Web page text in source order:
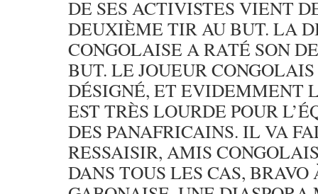
DE SES ACTIVISTES VIENT
DEUXIÈME TIR AU BUT. LA
CONGOLAISE A RATÉ SON
BUT. LE JOUEUR CONGOLAIS
DÉSIGNÉ, ET EVIDEMMENT
EST TRÈS LOURDE POUR
DES PANAFRICAINS. IL VA
RESSAISIR, AMIS
DANS TOUS LES CAS, BRAVO